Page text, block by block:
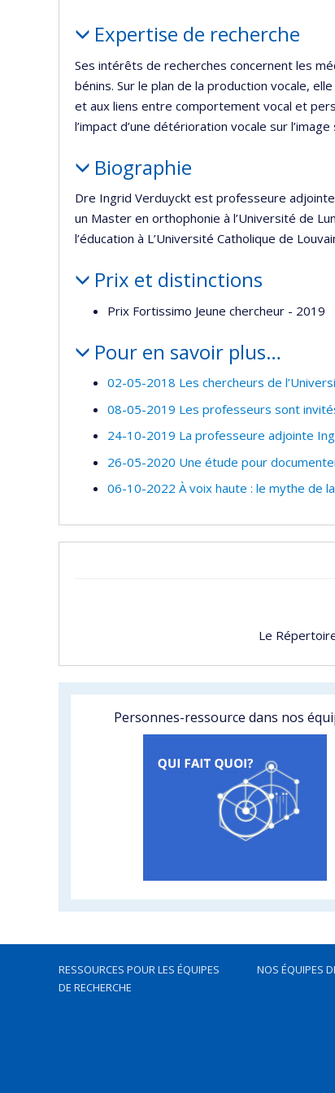
Expertise de recherche
Ses intérêts de recherches concernent les
bénins. Sur le plan de la production vocale,
et aux liens entre comportement vocal et
l’impact d’une détérioration vocale sur
Biographie
Dre Ingrid Verduyckt est professeure adjointe
un Master en orthophonie à l’Université de
l’éducation à L’Université Catholique de
Prix et distinctions
Prix Fortissimo Jeune chercheur - 2019
Pour en savoir plus…
02-05-2018 Les chercheurs de
08-05-2019 Les professeurs sont
24-10-2019 La professeure adjointe
26-05-2020 Une étude pour
06-10-2022 À voix haute : le mythe de
Le
Personnes-ressource dans nos
RESSOURCES POUR LES ÉQUIPES
DE RECHERCHE
NOS ÉQUIPES